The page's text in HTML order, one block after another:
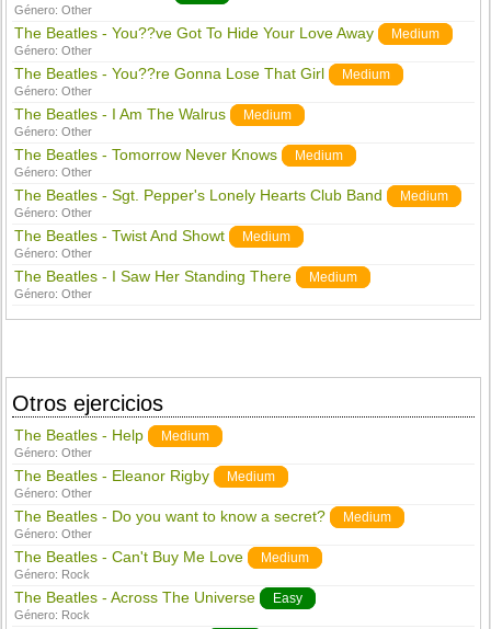
Género:Other
The Beatles - You??ve Got To Hide Your Love Away Medium
Género:Other
The Beatles - You??re Gonna Lose That Girl Medium
Género:Other
The Beatles - I Am The Walrus Medium
Género:Other
The Beatles - Tomorrow Never Knows Medium
Género:Other
The Beatles - Sgt. Pepper's Lonely Hearts Club Band Medium
Género:Other
The Beatles - Twist And Showt Medium
Género:Other
The Beatles - I Saw Her Standing There Medium
Género:Other
Otros ejercicios
The Beatles - Help Medium
Género:Other
The Beatles - Eleanor Rigby Medium
Género:Other
The Beatles - Do you want to know a secret? Medium
Género:Other
The Beatles - Can't Buy Me Love Medium
Género: Rock
The Beatles - Across The Universe Easy
Género: Rock